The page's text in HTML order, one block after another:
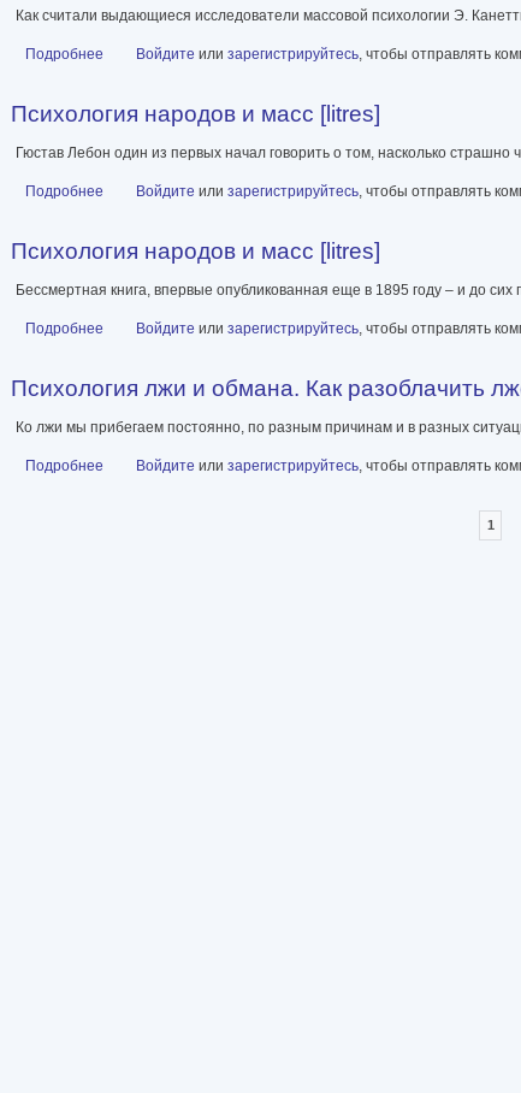
Как считали выдающиеся исследователи массовой психологии Э.
Подробнее о Монстр власти
Войдите или зарегистрируйтесь, чтобы отправлять
Психология народов и масс [litres]
Гюстав Лебон один из первых начал говорить о том, насколько страшно
Подробнее о Психология народов и масс [litres]
Войдите или зарегистрируйтесь, чтобы отправлять
Психология народов и масс [litres]
Бессмертная книга, впервые опубликованная еще в 1895 году – и до
Подробнее о Психология народов и масс [litres]
Войдите или зарегистрируйтесь, чтобы отправлять
Психология лжи и обмана. Как разоблачить
Ко лжи мы прибегаем постоянно, по разным причинам и в разных
Подробнее о Психология лжи и обмана. Как разоблачить лжеца
Войдите или зарегистрируйтесь, чтобы отправлять
1